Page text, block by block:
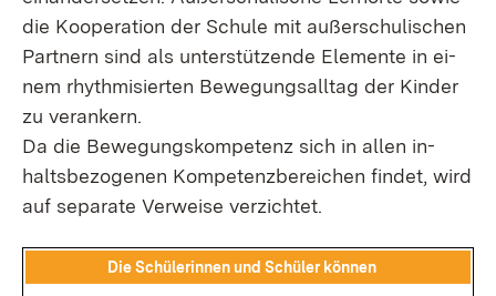
die Ko­ope­ra­ti­on der Schu­le mit au­ßer­schu­li­schen
Part­nern sind als un­ter­stüt­zen­de Ele­men­te in ei­
nem rhyth­mi­sier­ten Be­we­gungs­all­tag der Kin­der
zu ver­an­kern.
Da die Be­we­gungs­kom­pe­tenz sich in al­len in­
halts­be­zo­ge­nen Kom­pe­tenz­be­rei­chen fin­det, wird
auf se­pa­ra­te Ver­wei­se ver­zich­tet.
Die Schü­le­rin­nen und Schü­ler kön­nen